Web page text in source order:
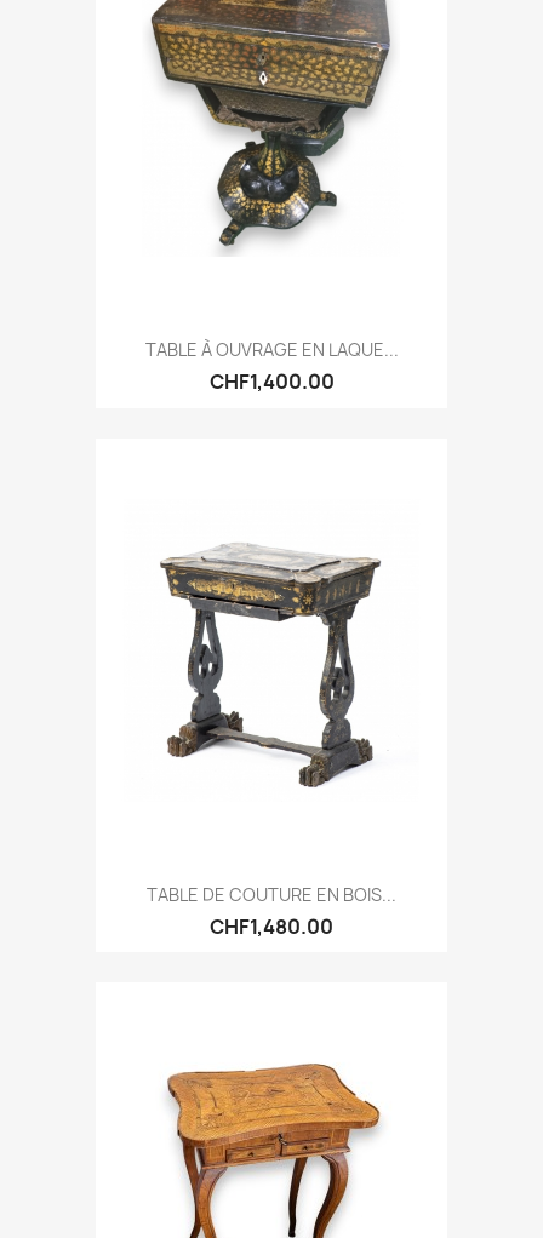
TABLE À OUVRAGE EN LAQUE...
CHF1,400.00
TABLE DE COUTURE EN BOIS...
CHF1,480.00